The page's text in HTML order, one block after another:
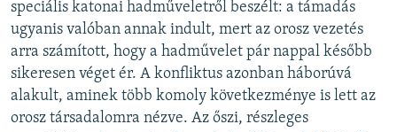
speciális katonai hadműveletről beszélt: a támadás
ugyanis valóban annak indult, mert az orosz vezetés
arra számított, hogy a hadművelet pár nappal később
sikeresen véget ér. A konfliktus azonban háborúvá
alakult, aminek több komoly következménye is lett az
orosz társadalomra nézve. Az őszi, részleges